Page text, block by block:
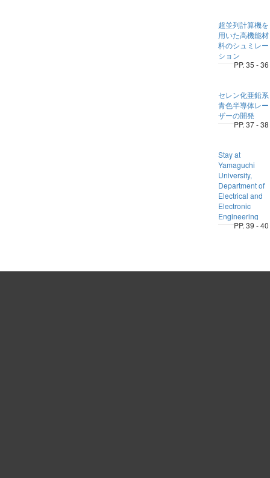
超並列計算機を
用いた高機能材
料のシュミレー
ション
PP. 35 - 36
セレン化亜鉛系
青色半導体レー
ザーの開発
PP. 37 - 38
Stay at
Yamaguchi
University,
Department of
Electrical and
Electronic
Engineering
PP. 39 - 40